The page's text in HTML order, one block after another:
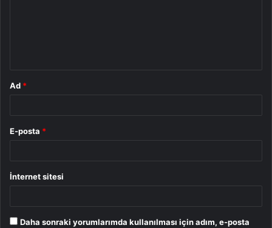
Ad *
E-posta *
İnternet sitesi
Daha sonraki yorumlarımda kullanılması için adım, e-posta